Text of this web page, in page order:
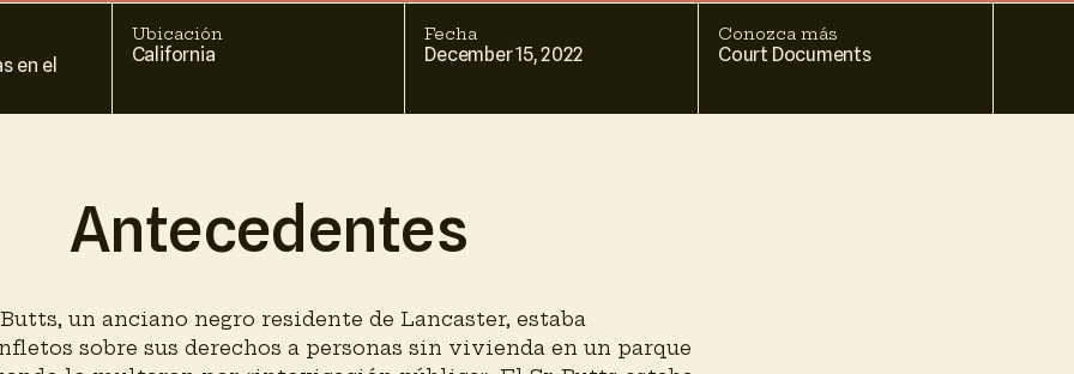
en el
Ubicación
California
Fecha
December 15, 2022
Conozca más
Court Documents
Antecedentes
un anciano negro residente de Lancaster, estaba
sobre sus derechos a personas sin vivienda en un parque